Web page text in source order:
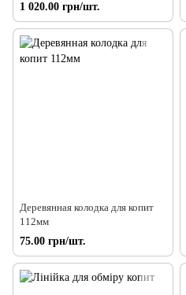
1 020.00 грн/шт.
Деревянная колодка для копит
112мм
75.00 грн/шт.